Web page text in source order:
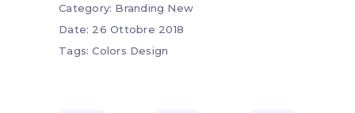
Category: Branding New
Date: 26 Ottobre 2018
Tags: Colors Design